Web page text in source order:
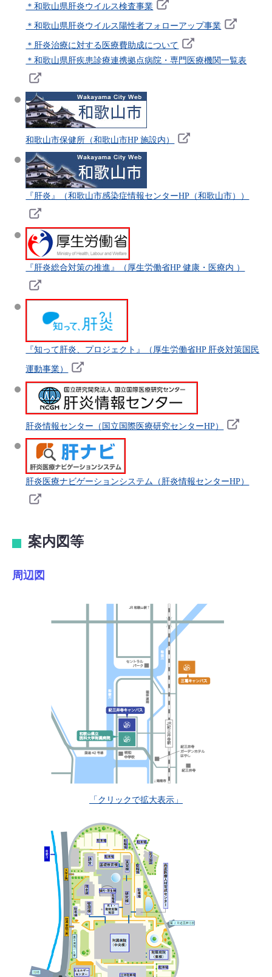
＊和歌山県肝炎ウイルス検査事業
＊和歌山県肝炎ウイルス陽性者フォローアップ事業
＊肝炎治療に対する医療費助成について
＊和歌山県肝疾患診療連携拠点病院・専門医療機関一覧表
和歌山市保健所（和歌山市HP 施設内）
『肝炎』（和歌山市感染症情報センターHP（和歌山市））
『肝炎総合対策の推進』（厚生労働省HP 健康・医療内 ）
『知って肝炎、プロジェクト』（厚生労働省HP 肝炎対策国民
運動事業）
肝炎情報センター（国立国際医療研究センターHP）
肝炎医療ナビゲーションシステム（肝炎情報センターHP）
案内図等
周辺図
「クリックで拡大表示」